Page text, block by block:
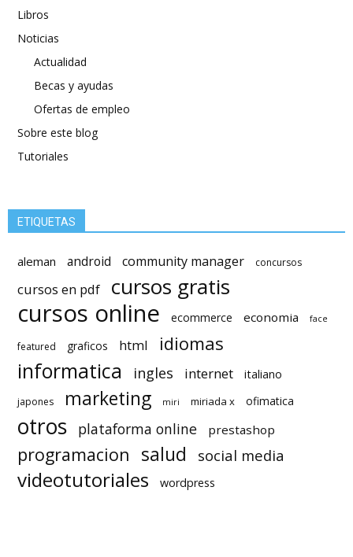
Libros
Noticias
Actualidad
Becas y ayudas
Ofertas de empleo
Sobre este blog
Tutoriales
ETIQUETAS
aleman android community manager concursos
cursos en pdf cursos gratis
cursos online ecommerce economia face
featured graficos html idiomas
informatica ingles internet italiano
japones marketing miri miriada x ofimatica
otros plataforma online prestashop
programacion salud social media
videotutoriales wordpress